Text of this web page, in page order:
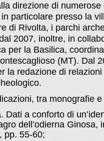
direzione di
particolare presso la
di Rivolta, i parchi
2007, inoltre, in
per la Basilica,
(MT). Dal
la redazione di
tra monografie
Dati a conforto di
dell’odierna Ginosa,
pp. 55-60;